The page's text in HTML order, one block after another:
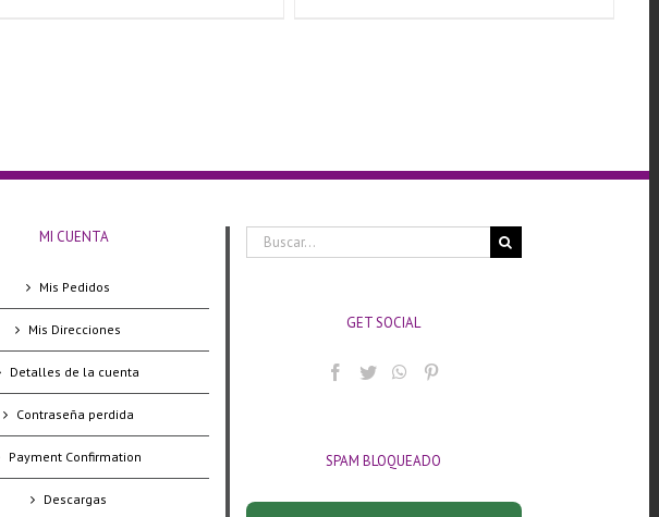
MI CUENTA
Mis Pedidos
Mis Direcciones
Detalles de la cuenta
Contraseña perdida
Payment Confirmation
Descargas
Buscar:
GET SOCIAL
SPAM BLOQUEADO